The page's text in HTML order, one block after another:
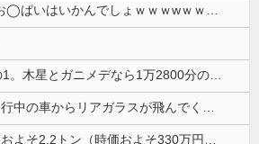
【画像】 16歳でこのお◯ぱいはいかんでしょｗｗｗwｗｗｗｗｗｗｗｗ❤
「質量は地球の81分の1。木星とガニメデなら1万2800分の1」月がどれだけ規格外なのか、数字で並べてみると…
【動画】高速道路を走行中の車からリアガラスが飛んでくる事故(ﾟoﾟ)
太陽光発電所で、銅線およそ2.2トン（時価およそ330万円相当）盗んだなど、ベトナム国籍（無職）２人逮捕、盗まれた銅線の半分はすでに売却 富山で...